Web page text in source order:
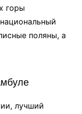
горы
поляны, а
лучший